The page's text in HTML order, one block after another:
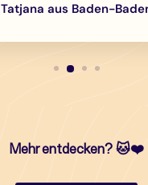
Tatjana aus Baden-
Mehr entdecken? 🐱❤️